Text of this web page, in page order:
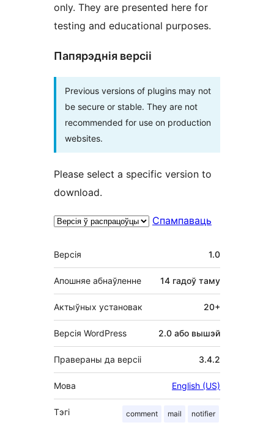
only. They are presented here for
testing and educational purposes.
Папярэднія версіі
Previous versions of plugins may not
be secure or stable. They are not
recommended for use on production
websites.
Please select a specific version to
download.
Спампаваць
Мета
Версія 1.0
Апошняе абнаўленне 14 гадоў таму
Актыўных установак 20+
Версія WordPress 2.0 або вышэй
Правераны да версіі 3.4.2
Мова English (US)
Тэгі comment mail notifier